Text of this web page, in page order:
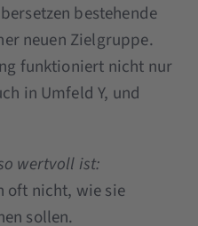
bestehende
neuen Zielgruppe.
funktioniert nicht nur
in Umfeld Y, und
wertvoll ist:
oft nicht, wie sie
sollen.